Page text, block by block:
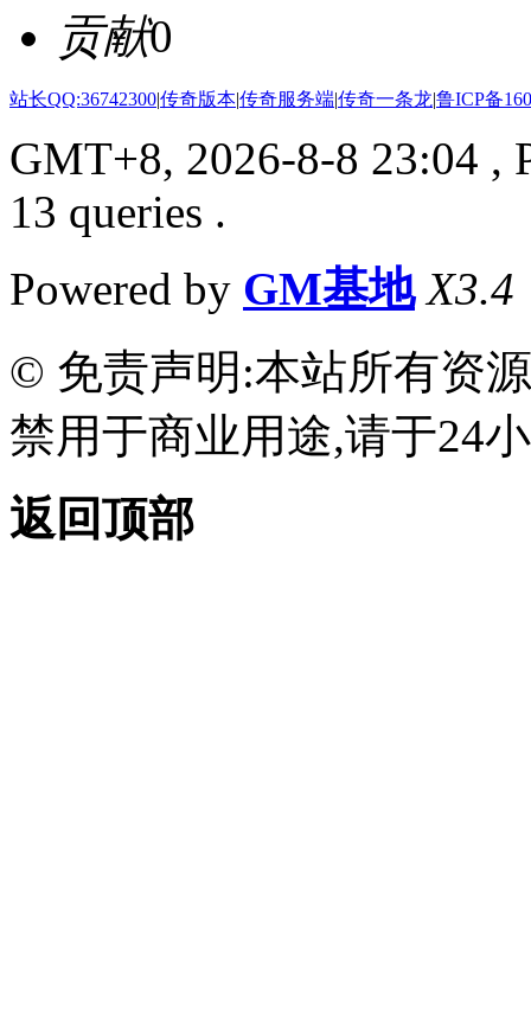
贡献0
站长QQ:36742300|传奇版本|传奇服务端|传奇一条龙|鲁ICP备
GMT+8, 2026-8-8 23:04 ,
13 queries .
Powered by GM基地 X3.4
© 免责声明:本站所有资
禁用于商业用途,请于24
返回顶部